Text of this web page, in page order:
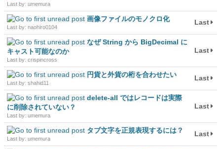
Last by: umemura
画像ファイルのモノクロ化
Last by: naohiro0104
Last
なぜ String から BigDecimal に
キャスト可能なのか
Last by: crispincross
Last
円貨と外貨の桁を合わせたい
Last by: shahid11
Last
delete-all ではレコードは実際
に削除されていない？
Last by: umemura
Last
タブ文字を正規表現するには？
Last by: umemura
Last